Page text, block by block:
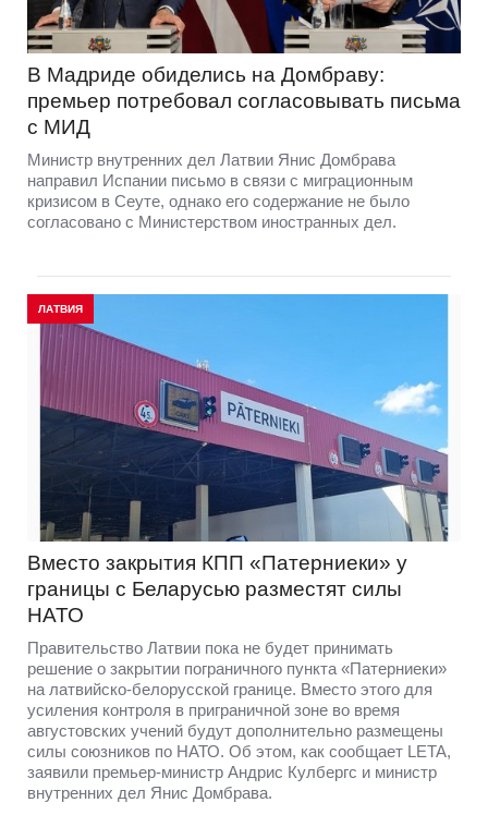
В Мадриде обиделись на Домбраву:
премьер потребовал согласовывать письма
с МИД
Министр внутренних дел Латвии Янис Домбрава
направил Испании письмо в связи с миграционным
кризисом в Сеуте, однако его содержание не было
согласовано с Министерством иностранных дел.
ЛАТВИЯ
Вместо закрытия КПП «Патерниеки» у
границы с Беларусью разместят силы
НАТО
Правительство Латвии пока не будет принимать
решение о закрытии пограничного пункта «Патерниеки»
на латвийско-белорусской границе. Вместо этого для
усиления контроля в приграничной зоне во время
августовских учений будут дополнительно размещены
силы союзников по НАТО. Об этом, как сообщает LETA,
заявили премьер-министр Андрис Кулбергс и министр
внутренних дел Янис Домбрава.